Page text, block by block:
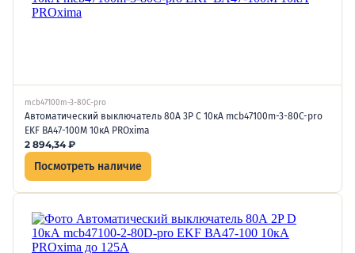
mcb47100m-3-80C-pro
Автоматический выключатель 80А 3P C 10кА mcb47100m-3-80C-pro
EKF ВА47-100М 10кА PROxima
2 894,34₽
Посмотреть наличие